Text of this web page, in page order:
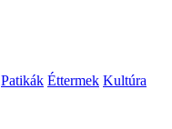
Patikák Éttermek Kultúra